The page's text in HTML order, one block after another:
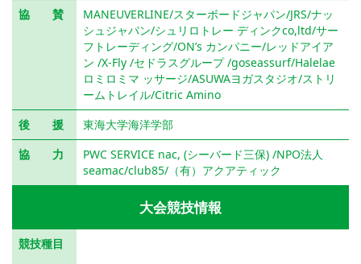
協 賛
MANEUVERLINE/スターボードジャパン/JRS/ナッ
シュジャパン/シュリロトレー ディンクco,ltd/サー
フトレーディング/ON’s カンパニー/レッドアイア
ン /X-Fly /セドラスグループ /goseassurf/Halelae
ロミロミマ ッサージ/ASUWAヨガスタジオ/ストリ
ームトレイル/Citric Amino
後 援
東海大学海洋学部
協 力
PWC SERVICE nac, (シーバード三保) /NPO法人
seamac/club85/（有）アクアティック
大会競技情報
競技種目